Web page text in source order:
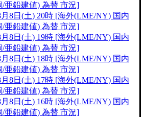
亜鉛建値) 為替 市況]
8日(土) 20時 [海外(LME/NY) 国内
亜鉛建値) 為替 市況]
8日(土) 19時 [海外(LME/NY) 国内
亜鉛建値) 為替 市況]
8日(土) 18時 [海外(LME/NY) 国内
亜鉛建値) 為替 市況]
8日(土) 17時 [海外(LME/NY) 国内
亜鉛建値) 為替 市況]
8日(土) 16時 [海外(LME/NY) 国内
亜鉛建値) 為替 市況]